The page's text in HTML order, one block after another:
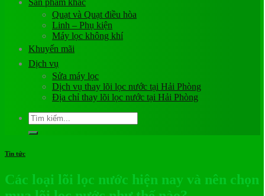
Sản phẩm khác
Quạt và Quạt điều hòa
Linh – Phụ kiện
Máy lọc không khí
Khuyến mãi
Dịch vụ
Sửa máy lọc
Dịch vụ thay lõi lọc nước tại Hải Phòng
Địa chỉ thay lõi lọc nước tại Hải Phòng
Tìm
kiếm:
Tin tức
Các loại lõi lọc nước hiện nay và nên chọn